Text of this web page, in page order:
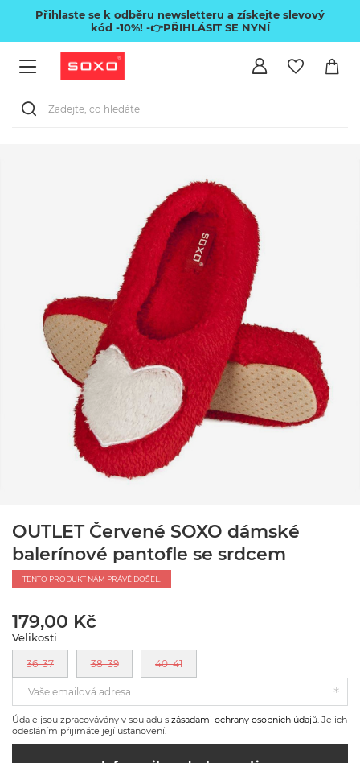
Přihlaste se k odběru newsletteru a získejte slevový
kód -10%! -👉PŘIHLÁSIT SE NYNÍ
OUTLET Červené SOXO dámské
balerínové pantofle se srdcem
TENTO PRODUKT NÁM PRÁVĚ DOŠEL.
179,00 Kč
Velikosti
36–37 38–39 40–41
Vaše emailová adresa
Údaje jsou zpracovávány v souladu s zásadami ochrany osobních údajů . Jejich
odesláním přijímáte její ustanovení.